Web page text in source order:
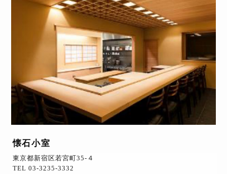
懐石小室
東京都新宿区若宮町35-４
TEL 03-3235-3332